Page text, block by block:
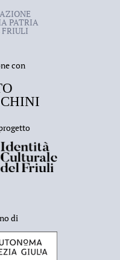
PATRIA
FRIULI
con
di